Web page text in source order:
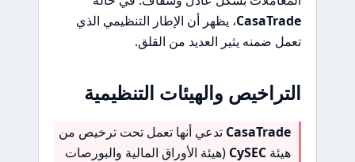
CasaTrade، يظهر أن الإطار التنظيمي الذي
تعمل ضمنه يثير العديد من القلق.
التراخيص والهيئات التنظيمية
CasaTrade تدعي أنها تعمل تحت ترخيص من
هيئة CySEC (هيئة الأوراق المالية والبورصات